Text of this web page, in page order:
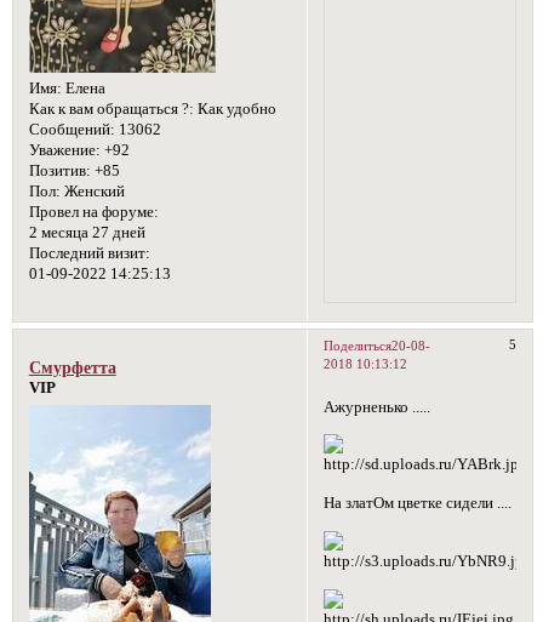
Имя: Елена
Как к вам обращаться ?: Как удобно
Сообщений: 13062
Уважение: +92
Позитив: +85
Пол: Женский
Провел на форуме:
2 месяца 27 дней
Последний визит:
01-09-2022 14:25:13
Поделиться 5
20-08-
2018 10:13:12
Смурфетта
VIP
Ажурненько .....
На златОм цветке сидели ....